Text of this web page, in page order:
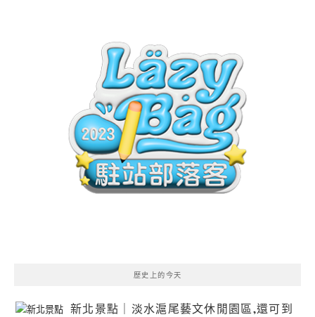
歷史上的今天
新北景點｜淡水滬尾藝文休閒園區,還可到